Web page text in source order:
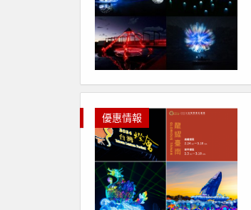
優惠情報